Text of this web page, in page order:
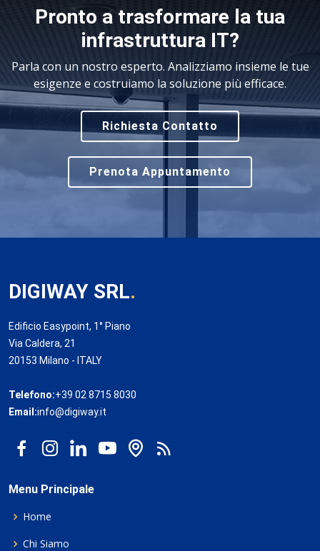
Pronto a trasformare la tua
infrastruttura IT?
Parla con un nostro esperto. Analizziamo insieme le tue
esigenze e costruiamo la soluzione più efficace.
Richiesta Contatto
Prenota Appuntamento
DIGIWAY SRL.
Edificio Easypoint, 1° Piano
Via Caldera, 21
20153 Milano - ITALY
Telefono:+39 02 8715 8030
Email:info@digiway.it
Menu Principale
Home
Chi Siamo